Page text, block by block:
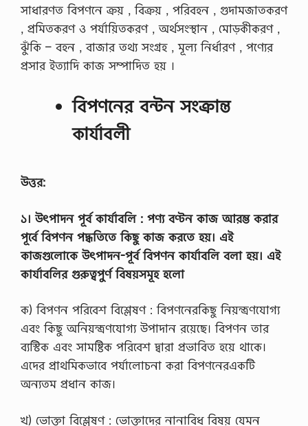
সাধারণত বিপণনে ক্রয় , বিক্রয় , পরিবহন , গুদামজাতকরণ
, প্রমিতকরণ ও পর্যায়িতকরণ , অর্থসংস্থান , মােড়কীকরণ ,
ঝুঁকি – বহন , বাজার তথ্য সংগ্রহ , মূল্য নির্ধারণ , পণ্যের
প্রসার ইত্যাদি কাজ সম্পাদিত হয় ।
বিপণনের বন্টন সংক্রান্ত
কার্যাবলী
উত্তর:
১। উৎপাদন পূর্ব কার্যাবলি : পণ্য বণ্টন কাজ আরম্ভ করার
পূর্বে বিপণন পদ্ধতিতে কিছু কাজ করতে হয়। এই
কাজগুলোকে উৎপাদন-পূর্ব বিপণন কার্যাবলি বলা হয়। এই
কার্যাবলির গুরুত্বপুর্ণ বিষয়সমূহ হলো
ক) বিপণন পরিবেশ বিশ্লেষণ : বিপণনেরকিছু নিয়ন্ত্রণযোগ্য
এবং কিছু অনিয়ন্ত্রণযোগ্য উপাদান রয়েছে। বিপণন তার
ব্যস্টিক এবং সামষ্টিক পরিবেশ দ্বারা প্রভাবিত হয়ে থাকে।
এদের প্রাথমিকভাবে পর্যালোচনা করা বিপণনেরএকটি
অন্যতম প্রধান কাজ।
খ) ভোক্তা বিশ্লেষণ : ভোক্তাদের নানাবিধ বিষয় যেমন